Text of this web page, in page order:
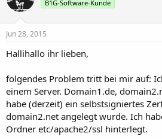
a
d
s
t
r
e
r
t
a
B1G-Software-Kunde
Jun 28, 2015
Hallihallo ihr lieben,
folgendes Problem tritt bei mir auf:
einem Server. Domain1.de,
habe (derzeit) ein selbstsigniertes
domain2.net angelegt wurde. Ich
Ordner etc/apache2/ssl hinterlegt.